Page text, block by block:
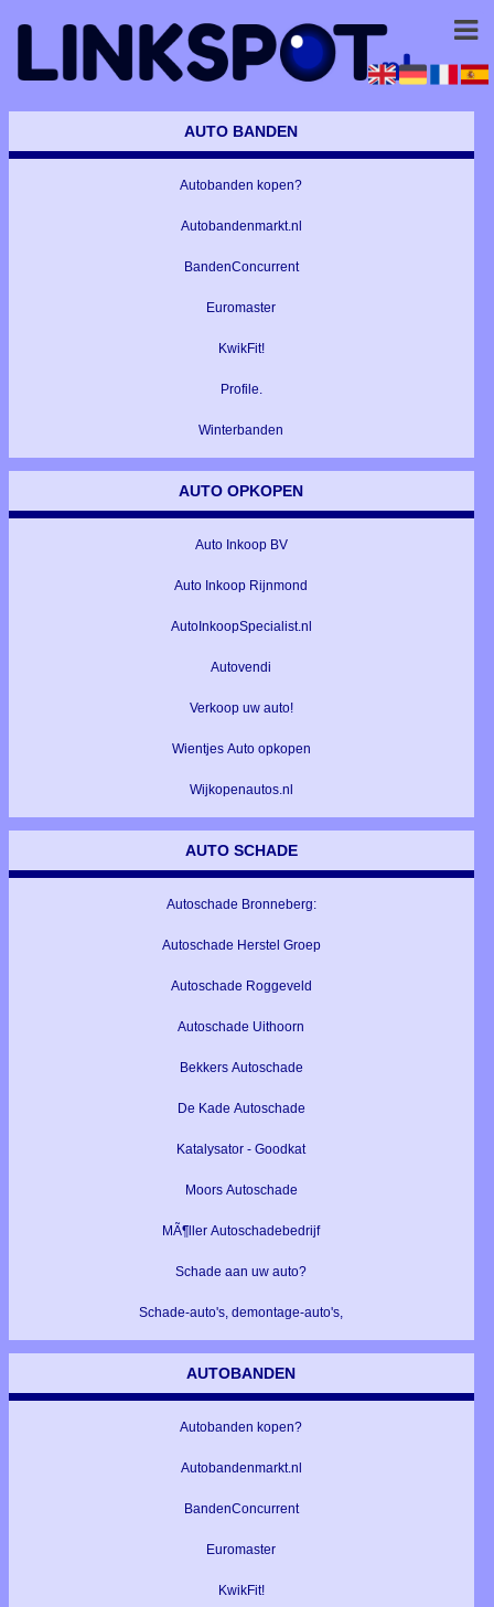
AUTO BANDEN
Autobanden kopen?
Autobandenmarkt.nl
BandenConcurrent
Euromaster
KwikFit!
Profile.
Winterbanden
AUTO OPKOPEN
Auto Inkoop BV
Auto Inkoop Rijnmond
AutoInkoopSpecialist.nl
Autovendi
Verkoop uw auto!
Wientjes Auto opkopen
Wijkopenautos.nl
AUTO SCHADE
Autoschade Bronneberg:
Autoschade Herstel Groep
Autoschade Roggeveld
Autoschade Uithoorn
Bekkers Autoschade
De Kade Autoschade
Katalysator - Goodkat
Moors Autoschade
MÃ¶ller Autoschadebedrijf
Schade aan uw auto?
Schade-auto's, demontage-auto's,
AUTOBANDEN
Autobanden kopen?
Autobandenmarkt.nl
BandenConcurrent
Euromaster
KwikFit!